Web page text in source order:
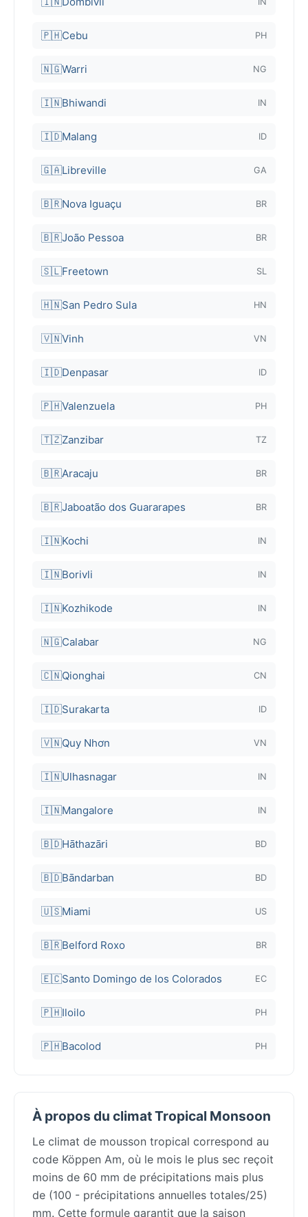
🇵🇭Cebu PH
🇳🇬Warri NG
🇮🇳Bhiwandi IN
🇮🇩Malang ID
🇬🇦Libreville GA
🇧🇷Nova Iguaçu BR
🇧🇷João Pessoa BR
🇸🇱Freetown SL
🇭🇳San Pedro Sula HN
🇻🇳Vinh VN
🇮🇩Denpasar ID
🇵🇭Valenzuela PH
🇹🇿Zanzibar TZ
🇧🇷Aracaju BR
🇧🇷Jaboatão dos Guararapes BR
🇮🇳Kochi IN
🇮🇳Borivli IN
🇮🇳Kozhikode IN
🇳🇬Calabar NG
🇨🇳Qionghai CN
🇮🇩Surakarta ID
🇻🇳Quy Nhơn VN
🇮🇳Ulhasnagar IN
🇮🇳Mangalore IN
🇧🇩Hāthazāri BD
🇧🇩Bāndarban BD
🇺🇸Miami US
🇧🇷Belford Roxo BR
🇪🇨Santo Domingo de los Colorados EC
🇵🇭Iloilo PH
🇵🇭Bacolod PH
À propos du climat Tropical Monsoon
Le climat de mousson tropical correspond au
code Köppen Am, où le mois le plus sec reçoit
moins de 60 mm de précipitations mais plus
de (100 - précipitations annuelles totales/25)
mm. Cette formule garantit que la saison